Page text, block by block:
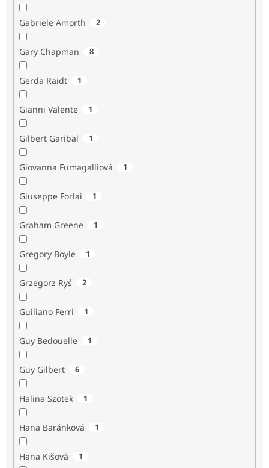
Gabriele Amorth 2
Gary Chapman 8
Gerda Raidt 1
Gianni Valente 1
Gilbert Garibal 1
Giovanna Fumagalliová 1
Giuseppe Forlai 1
Graham Greene 1
Gregory Boyle 1
Grzegorz Ryś 2
Guiliano Ferri 1
Guy Bedouelle 1
Guy Gilbert 6
Halina Szotek 1
Hana Baránková 1
Hana Kišová 1